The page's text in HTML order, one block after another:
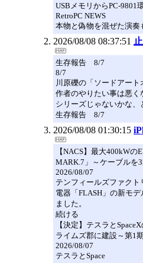
USBメモリからPC-9801
RetroPC NEWS
本物と偽物を混ぜた演
2026/08/08 08:37:51
生存報告 8/7
8/7
川原礫の「ソードアート
作者のやりたい事は悪く
シリーズじゃないかな、
生存報告 8/7
2026/08/08 01:30:15
【NACS】最大400kW
MARK.7」～ケーブルを
2026/08/07
テンフィールズファク
電器「FLASH」の新モ
ました。
続ける
【決定】テスラと
ライムズ郡に建設～第1
2026/08/07
テスラとSpace